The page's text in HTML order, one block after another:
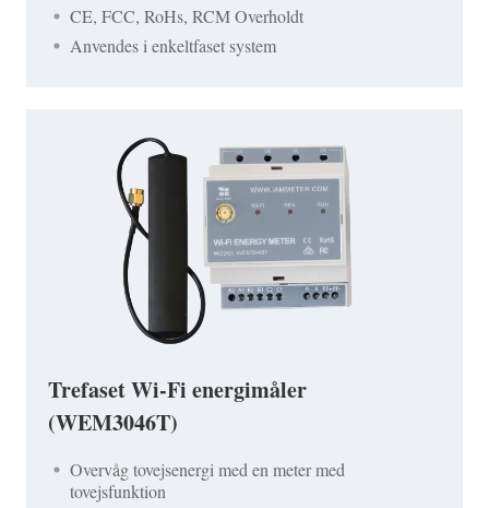
CE, FCC, RoHs, RCM Overholdt
Anvendes i enkeltfaset system
Trefaset Wi-Fi energimåler
(WEM3046T)
Overvåg tovejsenergi med en meter med
tovejsfunktion